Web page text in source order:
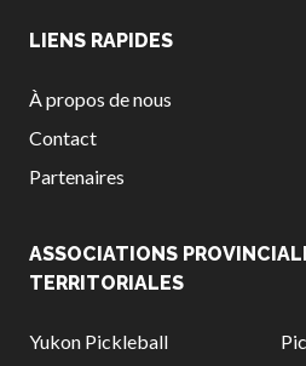
LIENS RAPIDES
À propos de nous
Contact
Partenaires
ASSOCIATIONS
TERRITORIALES
Yukon Pickleball